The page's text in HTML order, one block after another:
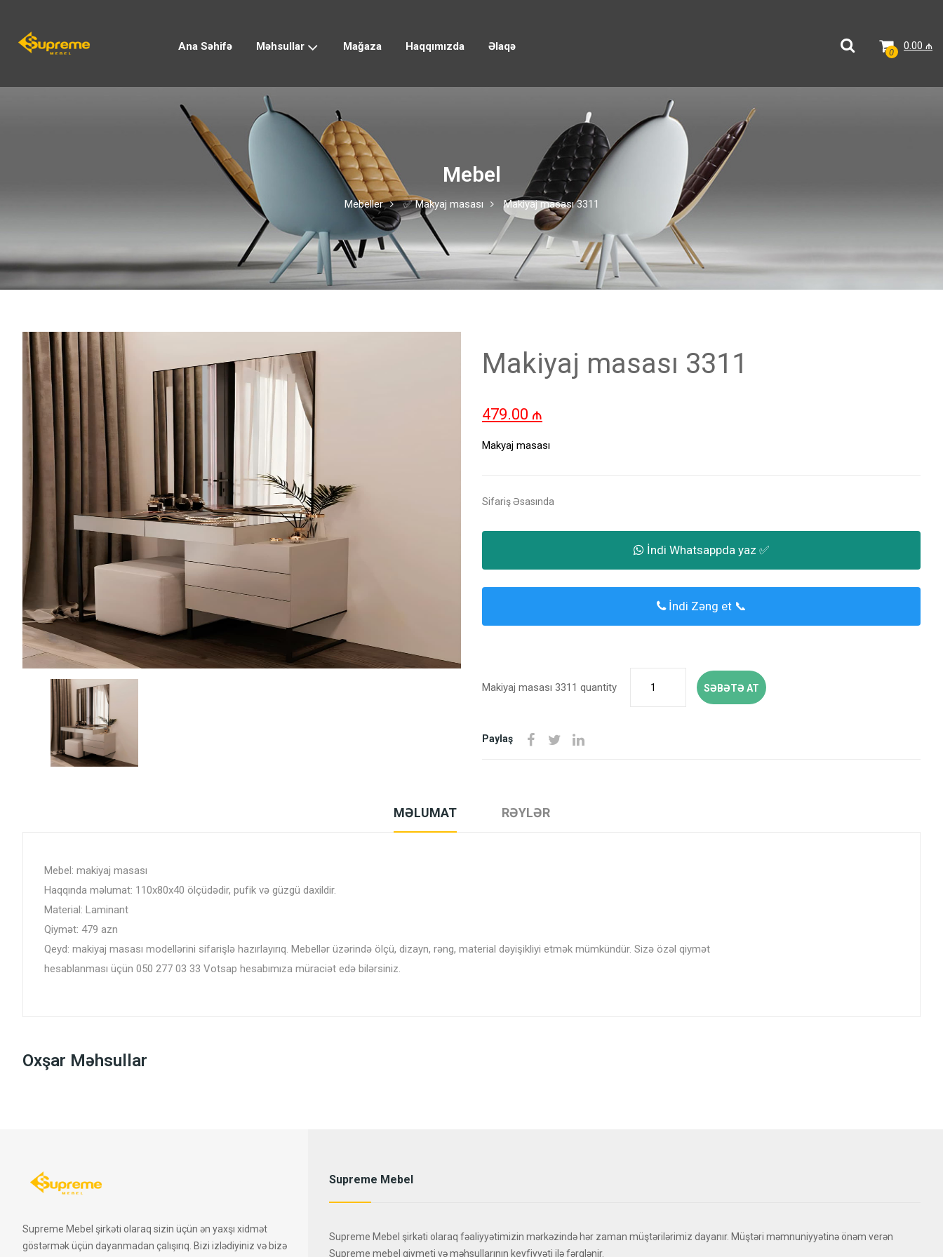
Ana Səhifə Məhsullar Mağaza Haqqımızda Əlaqə 0.00 ₼
0
Mebel
Mebeller ✅ Makyaj masası Makiyaj masası 3311
Makiyaj masası 3311
479.00 ₼
Makyaj masası
Sifariş Əsasında
İndi Whatsappda yaz ✅
İndi Zəng et 📞
Makiyaj masası 3311 quantity SƏBƏTƏ AT
Paylaş
MƏLUMAT RƏYLƏR
Mebel: makiyaj masası
Haqqında məlumat: 110x80x40 ölçüdədir, pufik və güzgü daxildir.
Material: Laminant
Qiymət: 479 azn
Qeyd: makiyaj masası modellərini sifarişlə hazırlayırıq. Mebellər üzərində ölçü, dizayn, rəng, material dəyişikliyi etmək mümkündür. Sizə özəl qiymət
hesablanması üçün 050 277 03 33 Votsap hesabımıza müraciət edə bilərsiniz.
Oxşar Məhsullar
Supreme Mebel şirkəti olaraq sizin üçün ən yaxşı xidmət
göstərmək üçün dayanmadan çalışırıq. Bizi izlədiyiniz və bizə
Supreme Mebel
Supreme Mebel şirkəti olaraq fəaliyyətimizin mərkəzində hər zaman müştərilərimiz dayanır. Müştəri məmnuniyyətinə önəm verən
Supreme mebel qiymeti və məhsullarının keyfiyyəti ilə fərqlənir.